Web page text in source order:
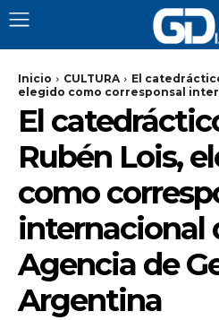
Inicio CULTURA
El
elegido como corresponsal
El
Rubén Lois,
como
internacional
Agencia de
Argentina